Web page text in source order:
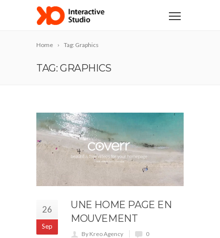
Home Tag: Graphics
TAG: GRAPHICS
26
Sep
UNE HOME PAGE EN
MOUVEMENT
By Kreo Agency
0